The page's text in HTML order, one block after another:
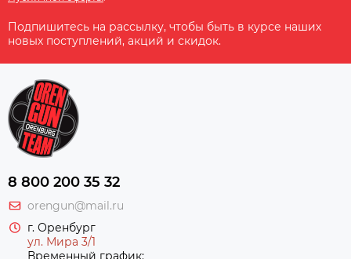
Подпишитесь на рассылку, чтобы быть в курсе наших
новых поступлений, акций и скидок.
8 800 200 35 32
orengun@mail.ru
г. Оренбург
ул. Мира 3/1
Временный график: